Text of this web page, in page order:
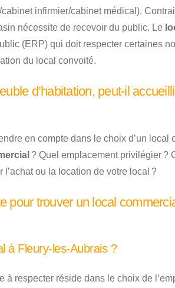
infirmier/cabinet médical).
nécessite de recevoir du public. Le
(ERP) qui doit respecter certaines
du local convoité.
d’habitation, peut-il
en compte dans le choix d’un local
? Quel emplacement privilégier ?
l’achat ou la location de votre local ?
pour trouver un local
à Fleury-les-Aubrais ?
à respecter réside dans le choix de